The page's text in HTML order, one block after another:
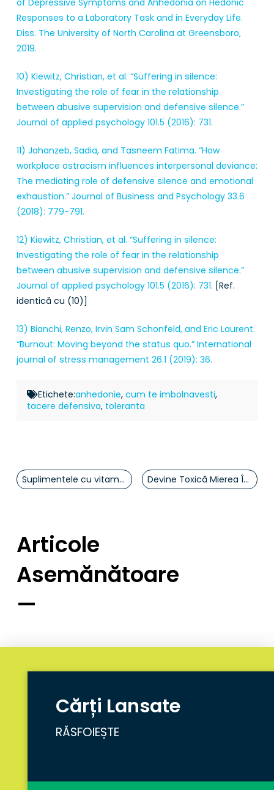
Responses to a Laboratory Task and in Everyday Life.
Diss. The University of North Carolina at Greensboro,
2019.
10) Kiewitz, Christian, et al. “Suffering in silence:
Investigating the role of fear in the relationship
between abusive supervision and defensive silence.”
Journal of applied psychology 101.5 (2016): 731.
11) Jahanzeb, Sadia, and Tasneem Fatima. “How
workplace ostracism influences interpersonal deviance:
The mediating role of defensive silence and emotional
exhaustion.” Journal of Business and Psychology 33.6
(2018): 779-791.
12) Kiewitz, Christian, et al. “Suffering in silence:
Investigating the role of fear in the relationship
between abusive supervision and defensive silence.”
Journal of applied psychology 101.5 (2016): 731. [Ref.
identică cu (10)]
13) Bianchi, Renzo, Irvin Sam Schonfeld, and Eric Laurent.
“Burnout: Moving beyond the status quo.” International
journal of stress management 26.1 (2019): 36.
Etichete:anhedonie,cum te imbolnavesti,
tacere defensiva, toleranta
Suplimentele cu vitamina D – la limita între popular și fiziologic Devine Toxică Mierea Încălzită? Ce Spune Știința
Articole
Asemănătoare
—
Cărți Lansate
RĂSFOIEȘTE